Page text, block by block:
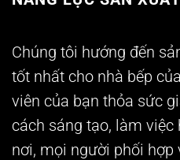
Chúng tôi hướng đến
tốt nhất cho nhà bếp
viên của bạn thỏa sức
cách sáng tạo, làm
nơi, mọi người phối hợp